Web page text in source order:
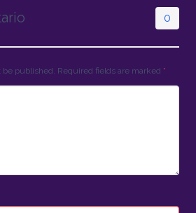
0
be published. Required fields are marked *